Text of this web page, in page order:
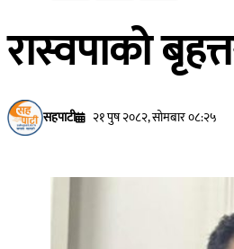
रास्वपाको
सहपाटी २१ पुष २०८२, सोमबार ०८:२५